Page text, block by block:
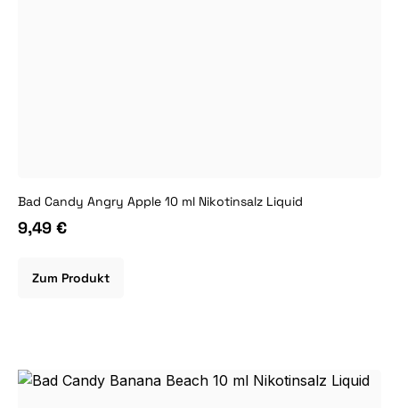
Bad Candy Angry Apple 10 ml Nikotinsalz Liquid
9,49 €
Zum Produkt